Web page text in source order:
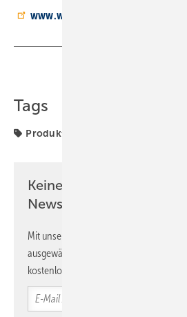
www.woehler.de
Tags
Produkte
Keine Zeit? Kein Problem
Newsletter!
Mit unserem Newsletter erhalten Sie
ausgewählte Informationen und
kostenlos direkt ins Postfach.